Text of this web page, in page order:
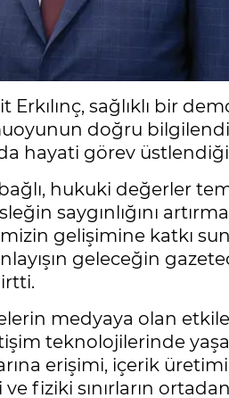
sağlıklı bir
doğru
hayati görev
hukuki değerler
saygınlığını
gelişimine katkı
geleceğin
medyaya olan
teknolojilerinde
erişimi, içerik üretimi
fiziki sınırların